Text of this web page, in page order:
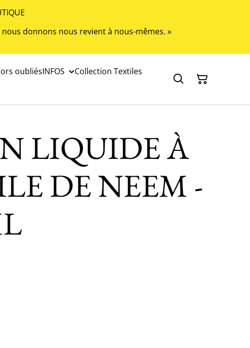
donnons nous revient à nous-mêmes. »
oubliésINFOS
Collection Textiles
LIQUIDE À
DE NEEM -